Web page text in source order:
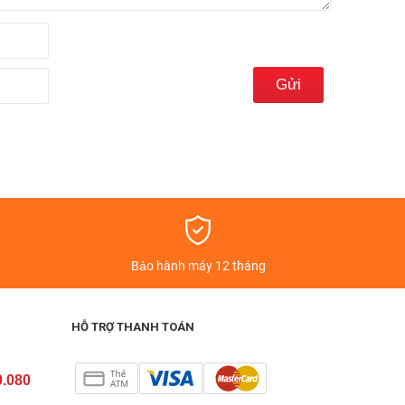
Bảo hành máy 12 tháng
HỖ TRỢ THANH TOÁN